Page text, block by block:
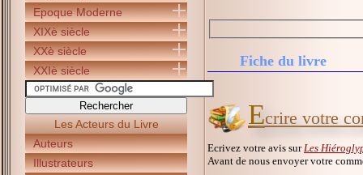
Epoque Moderne
XIXè siècle
XXè siècle
XXIè siècle
Les Acteurs du Livre
Auteurs
Illustrateurs
Fiche du livre
Ecrire votre
Ecrivez votre avis sur Les
Avant de nous envoyer votre